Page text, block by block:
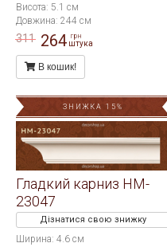
Висота: 5.1 см
Довжина: 244 см
311 264 грн
штука
В кошик!
ЗНИЖКА 15%
Гладкий карниз HM-
23047
Дізнатися свою знижку
Ширина: 4.6 см